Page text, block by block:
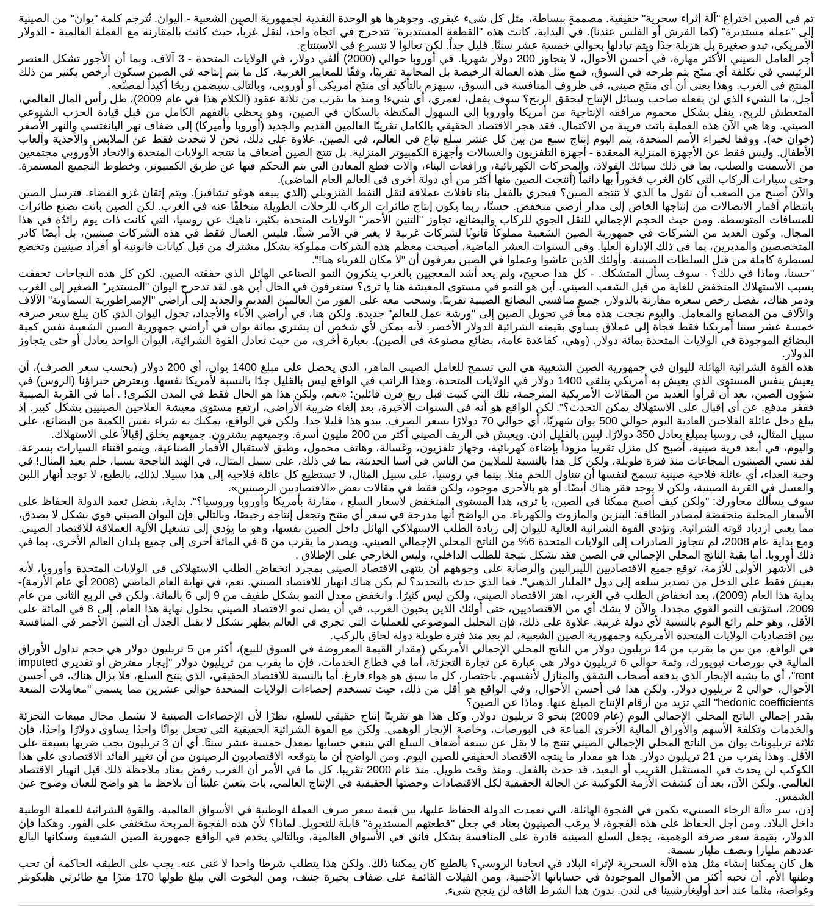
تم في الصين اختراع "آلة إثراء سحرية" حقيقية. مصممةٍ ببساطة، مثل كل شيء عبقري. وجوهرها ‏هو الوحدة النقدية لجمهورية الصين الشعبية - اليوان. تُترجم كلمة "يوان" من الصينية
إلى "عملة مستديرة" ‏‏(كما القرش أو الفلس عندنا). في البداية، كانت هذه "القطعة المستديرة" تتدحرج في اتجاه واحد، لنقل غرباً، ‏حيث كانت بالمقارنة مع العملة العالمية - الدولار
الأمريكي، تبدو صغيرة بل هزيلة جدًا ويتم تبادلها بحوالي ‏خمسة عشر سنتًا. قليل جداً. لكن تعالوا لا نتسرع في الاستنتاج.‏
أجر العامل الصيني الأكثر مهارة، في أحسن الأحوال، لا يتجاوز 200 دولار شهريا. في أوروبا ‏حوالي (2000) ألفي دولار، في الولايات المتحدة - 3 آلاف. وبما أن الأجور تشكل العنصر
الرئيسي في تكلفة ‏أي منتَج يتم طرحه في السوق، فمع مثل هذه العمالة الرخيصة بل المجانية تقريبًا، وفقًا للمعايير الغربية، كل ما ‏يتم إنتاجه في الصين سيكون أرخص بكثير من ذلك
المنتج في الغرب. وهذا يعني أن أي منتَج صيني، في ‏ظروف المنافسة في السوق، سيهزم بالتأكيد أي منتَج أمريكي أو أوروبي، وبالتالي سيضمن ربحًا أكيداً ‏لمصنّعه‎.‎
أجل، ما الشيء الذي لن يفعله صاحب وسائل الإنتاج ليحقق الربح؟ سوف يفعل، لعمري، أي شيء! ‏ومنذ ما يقرب من ثلاثة عقود (الكلام هذا في عام 2009)، ظل رأس المال العالمي،
المتعطش للربح، ينقل ‏بشكل محموم مرافقه الإنتاجية من أمريكا وأوروبا إلى السهول المكتظة بالسكان في الصين، وهو يحظى بالتفهم ‏الكامل من قبل قيادة الحزب الشيوعي
الصيني. وها هي الآن هذه العملية باتت قريبة من الاكتمال. فقد هجر ‏الاقتصاد الحقيقي بالكامل تقريبًا العالمين القديم والجديد (أوروبا وأميركا) إلى ضفاف نهر اليانغتسي والنهر ‏الأصفر
(خوان خه). ووفقا لخبراء الأمم المتحدة، يتم اليوم إنتاج سبع من بين كل عشر سلع تباع في العالم، في ‏الصين. علاوة على ذلك، نحن لا نتحدث فقط عن الملابس والأحذية وألعاب
الأطفال. وليس فقط عن الأجهزة ‏المنزلية المعقدة - أجهزة التلفزيون والغسالات وأجهزة الكمبيوتر المنزلية. بل تنتج الصين أضعاف ما تنتجه ‏الولايات المتحدة والاتحاد الأوروبي مجتمعين
من الأسمنت والصلب، بما في ذلك سبائك الفولاذ، والمحركات ‏الكهربائية، ورافعات البناء، وآلات قطع المعادن التي يتم التحكم فيها عن طريق الكمبيوتر، وخطوط التجميع ‏المستمرة.
وحتى سيارات الركاب التي كان الغرب فخوراً بها دائماً (أنتجت الصين منها أكثر من أي دولة ‏أخرى في العالم العام الماضي)‏‎.‎
والآن أصبح من الصعب أن نقول ما الذي لا تنتجه الصين؟ فيجري بالفعل بناء ناقلات عملاقة لنقل ‏النفط الفنزويلي (الذي يبيعه هوغو تشافيز). ويتم إتقان غزو الفضاء. فترسل الصين
بانتظام أقمار الاتصالات ‏من إنتاجها الخاص إلى مدار أرضي منخفض. حسنًا، ربما يكون إنتاج طائرات الركاب للرحلات الطويلة ‏متخلفًا عنه في الغرب. لكن الصين باتت تصنع طائرات
للمسافات المتوسطة. ومن حيث الحجم الإجمالي للنقل ‏الجوي للركاب والبضائع، تجاوز "التنين الأحمر" الولايات المتحدة بكثير، ناهيك عن روسيا، التي كانت ذات ‏يوم رائدًة في هذا
المجال. وكون العديد من الشركات في جمهورية الصين الشعبية مملوكاً قانونًا لشركات ‏غربية لا يغير في الأمر شيئًا. فليس العمال فقط في هذه الشركات صينيين، بل أيضًا كادر
المتخصصين ‏والمديرين، بما في ذلك الإدارة العليا. وفي السنوات العشر الماضية، أصبحت معظم هذه الشركات مملوكة ‏بشكل مشترك من قبل كيانات قانونية أو أفراد صينيين وتخضع
لسيطرة كاملة من قبل السلطات الصينية. ‏وأولئك الذين عاشوا وعملوا في الصين يعرفون أن "لا مكان للغرباء هنا!".‏
‎"‎حسنا، وماذا في ذلك؟ - سوف يسأل المتشكك. - كل هذا صحيح، ولم يعد أشد المعجبين بالغرب ‏ينكرون النمو الصناعي الهائل الذي حققته الصين. لكن كل هذه النجاحات تحققت
بسبب الاستهلاك المنخفض ‏للغاية من قبل الشعب الصيني. أين هو النمو في مستوى المعيشة هنا يا ترى؟ ستعرفون في الحال أين هو. لقد ‏تدحرج اليوان "المستدير" الصغير إلى الغرب
ودمر هناك، بفضل رخص سعره مقارنة بالدولار، جميع ‏منافسي البضائع الصينية تقريبًا. وسحب معه على الفور من العالمين القديم والجديد إلى أراضي "الإمبراطورية ‏السماوية" الآلاف
والآلاف من المصانع والمعامل. واليوم نجحت هذه معاً في تحويل الصين إلى "ورشة عمل ‏للعالم" جديدة. ولكن هنا، في أراضي الآباء والأجداد، تحول اليوان الذي كان يبلغ سعر صرفه
خمسة عشر ‏سنتا أمريكيا فقط فجأة إلى عملاق يساوي بقيمته الشرائية الدولار الأخضر. لأنه يمكن لأي شخص أن يشتري ‏بمائة يوان في أراضي جمهورية الصين الشعبية نفس كمية
البضائع الموجودة في الولايات المتحدة بمائة ‏دولار. (وهي، كقاعدة عامة، بضائع مصنوعة في الصين). بعبارة أخرى، من حيث تعادل القوة الشرائية، ‏اليوان الواحد يعادل أو حتى يتجاوز
الدولار‎.‎
هذه القوة الشرائية الهائلة لليوان في جمهورية الصين الشعبية هي التي تسمح للعامل الصيني الماهر، ‏الذي يحصل على مبلغ 1400 يوان، أي 200 دولار (بحسب سعر الصرف)، أن
يعيش بنفس المستوى الذي ‏يعيش به أمريكي يتلقى 1400 دولار في الولايات المتحدة، وهذا الراتب في الواقع ليس بالقليل جدًا بالنسبة ‏لأمريكا نفسها. ويعترض خبراؤنا (الروس) في
شؤون الصين، بعد أن قرأوا العديد من المقالات الأمريكية ‏المترجمة، تلك التي كتبت قبل ربع قرن قائلين: «نعم، ولكن هذا هو الحال فقط في المدن الكبرى! . أما في ‏القرية الصينية
ففقر مدقع. عن أي إقبال على الاستهلاك يمكن التحدث؟”. لكن الواقع هو أنه في السنوات ‏الأخيرة، بعد إلغاء ضريبة الأراضي، ارتفع مستوى معيشة الفلاحين الصينيين بشكل كبير. إذ
يبلغ دخل عائلة ‏الفلاحين العادية اليوم حوالي 500 يوان شهريًا، أي حوالي 70 دولارًا بسعر الصرف. يبدو هذا قليلا جدا. ‏ولكن في الواقع، يمكنك به شراء نفس الكمية من البضائع، على
سبيل المثال، في روسيا بمبلغ يعادل 350 ‏دولارًا. ليس بالقليل إذن. ويعيش في الريف الصيني أكثر من 200 مليون أسرة. وجميعهم يشترون. جميعهم ‏يخلق إقبالاً على الاستهلاك.‏
واليوم، في أبعد قرية صينية، أصبح كل منزل تقريباً مزوداً بإضاءة كهربائية، وجهاز تلفزيون، ‏وغسالة، وهاتف محمول، وطبق لاستقبال الأقمار الصناعية، وينمو اقتناء السيارات بسرعة.
لقد نسي ‏الصينيون المجاعات منذ فترة طويلة، ولكن كل هذا بالنسبة للملايين من الناس في آسيا الحديثة، بما في ذلك، ‏على سبيل المثال، في الهند الناجحة نسبيا، حلم بعيد المنال! في
وجبة الغداء، أي عائلة فلاحية صينية تسمح ‏لنفسها أن تتناول اللحم مثلا. بينما في روسيا، على سبيل المثال، لا تستطيع كل عائلة فلاحية إلى هذا سبيلا. ‏لذلك، بالطبع، لا توجد أنهار اللبن
والعسل في القرية الصينية، ولكن لا يوجد فقر هناك أيضًا. أو هو بالأحرى ‏موجود، ولكن فقط في مقالات بعض «الاقتصاديين الرصينين».‏
سوف يسألك محاورك: "ولكن كيف أصبح ممكنا في الصين، يا ترى، هذا المستوى المنخفض لأسعار ‏السلع ، مقارنة بأمريكا وأوروبا وروسيا؟". بداية، بفضل تعمد الدولة الحفاظ على
الأسعار المحلية منخفضة ‏لمصادر الطاقة: البنزين والمازوت والكهرباء. من الواضح أنها مدرجة في سعر أي منتج وتجعل إنتاجه ‏رخيصًا، وبالتالي فإن اليوان الصيني قوي بشكل لا يصدق،
مما يعني ازدياد قوته الشرائية. وتؤدي القوة ‏الشرائية العالية لليوان إلى زيادة الطلب الاستهلاكي الهائل داخل الصين نفسها، وهو ما يؤدي إلى تشغيل الآلية ‏العملاقة للاقتصاد الصيني.
ومع بداية عام 2008، لم تتجاوز الصادرات إلى الولايات المتحدة 6% من الناتج ‏المحلي الإجمالي الصيني. ويصدر ما يقرب من 6 في المائة أخرى إلى جميع بلدان العالم الأخرى، بما في
ذلك ‏أوروبا. أما بقية الناتج المحلي الإجمالي في الصين فقد تشكل نتيجة للطلب الداخلي، وليس الخارجي على ‏الإطلاق‎. ‎
في الأشهر الأولى للأزمة، توقع جميع الاقتصاديين الليبراليين والرصانة على وجوههم أن ينتهي ‏الاقتصاد الصيني بمجرد انخفاض الطلب الاستهلاكي في الولايات المتحدة وأوروبا، لأنه
يعيش فقط على الدخل ‏من تصدير سلعه إلى دول "المليار الذهبي". فما الذي حدث بالتحديد؟ لم يكن هناك انهيار للاقتصاد الصيني. ‏نعم، في نهاية العام الماضي (2008 أي عام الأزمة)-
بداية هذا العام (2009)، بعد انخفاض الطلب في ‏الغرب، اهتز الاقتصاد الصيني، ولكن ليس كثيرًا. وانخفض معدل النمو بشكل طفيف من 9 إلى 6 بالمائة. ‏ولكن في الربع الثاني من عام
2009، استؤنف النمو القوي مجددا. والآن لا يشك أي من الاقتصاديين، حتى ‏أولئك الذين يحبون الغرب، في أن يصل نمو الاقتصاد الصيني بحلول نهاية هذا العام، إلى 8 في المائة على
‏الأقل، وهو حلم رائع اليوم بالنسبة لأي دولة غربية. علاوة على ذلك، فإن التحليل الموضوعي للعمليات التي ‏تجري في العالم يظهر بشكل لا يقبل الجدل أن التنين الأحمر في المنافسة
بين اقتصاديات الولايات المتحدة ‏الأمريكية وجمهورية الصين الشعبية، لم يعد منذ فترة طويلة دولة لحاق بالركب.‏
في الواقع، من بين ما يقرب من 14 تريليون دولار من الناتج المحلي الإجمالي الأمريكي (مقدار القيمة ‏المعروضة في السوق للبيع)، أكثر من 5 تريليون دولار هي حجم تداول الأوراق
المالية في بورصات ‏نيويورك، وثمة حوالي 6 تريليون دولار هي عبارة عن تجارة التجزئة، أما في قطاع الخدمات، فإن ما يقرب ‏من تريليون دولار "إيجار مفترض أو تقديري ‏imputed
rent‏"، أي ما يشبه الإيجار الذي يدفعه أصحاب ‏الشقق والمنازل لأنفسهم. باختصار، كل ما سبق هو هواء فارغ. أما بالنسبة للاقتصاد الحقيقي، الذي ينتج ‏السلع، فلا يزال هناك، في أحسن
الأحوال، حوالي 2 تريليون دولار. ولكن هذا في أحسن الأحوال، وفي الواقع ‏هو أقل من ذلك، حيث تستخدم إحصاءات الولايات المتحدة حوالي عشرين مما يسمى "معامِلات المتعة
يقدر إجمالي الناتج المحلي الإجمالي اليوم (عام 2009) بنحو 3 تريليون دولار. وكل هذا هو تقريبًا ‏إنتاج حقيقي للسلع، نظرًا لأن الإحصاءات الصينية لا تشمل مجال مبيعات التجزئة
والخدمات وتكلفة الأسهم ‏والأوراق المالية الأخرى المباعة في البورصات، وخاصة الإيجار الوهمي. ولكن مع القوة الشرائية الحقيقية ‏التي تجعل يوانًا واحدًا يساوي دولارًا واحدًا، فإن
ثلاثة تريليونات يوان من الناتج المحلي الإجمالي الصيني ‏تنتج ما لا يقل عن سبعة أضعاف السلع التي ينبغي حسابها بمعدل خمسة عشر سنتًا. أي أن 3 تريليون يجب ‏ضربها بسبعة على
الأقل. وهذا يقرب من 21 تريليون دولار. هذا هو مقدار ما ينتجه الاقتصاد الحقيقي للصين ‏اليوم. ومن الواضح أن ما يتوقعه الاقتصاديون الرصينون من أن تغيير القائد الاقتصادي على هذا
الكوكب لن ‏يحدث في المستقبل القريب أو البعيد، قد حدث بالفعل. ومنذ وقت طويل. منذ عام 2000 تقريبا. كل ما في الأمر ‏أن الغرب رفض بعناد ملاحظة ذلك قبل انهيار الاقتصاد
العالمي. ولكن الآن، بعد أن كشفت الأزمة الكوكبية ‏عن الحالة الحقيقية لكل الاقتصادات وحصتها الحقيقية في الإنتاج العالمي، بات يتعين علينا أن نلاحظ ما هو ‏واضح للعيان وضوح عين
الشمس.‏
إذن، سر «آلة الرخاء الصيني» يكمن في الفجوة الهائلة، التي تعمدت الدولة الحفاظ عليها، بين قيمة ‏سعر صرف العملة الوطنية في الأسواق العالمية، والقوة الشرائية للعملة الوطنية
داخل البلاد. ومن أجل الحفاظ ‏على هذه الفجوة، لا يرغب الصينيون بعناد في جعل "قطعتهم المستديرة" قابلة للتحويل. لماذا؟ لأن هذه الفجوة ‏المربحة ستختفي على الفور. وهكذا فإن
الدولار، بقيمة سعر صرفه الوهمية، يجعل السلع الصينية قادرة على ‏المنافسة بشكل فائق في الأسواق العالمية، وبالتالي يخدم في الواقع جمهورية الصين الشعبية وسكانها البالغ
‏عددهم مليارا ونصف مليار نسمة.‏
هل كان يمكننا إنشاء مثل هذه الآلة السحرية لإثراء البلاد في اتحادنا الروسي؟ بالطبع كان يمكننا ذلك. ‏ولكن هذا يتطلب شرطا واحدا لا غنى عنه. يجب على الطبقة الحاكمة أن تحب
وطنها الأم. أن تحبه أكثر من ‏الأموال الموجودة في حساباتها الأجنبية، ومن الفيلات القائمة على ضفاف بحيرة جنيف، ومن اليخوت التي يبلغ ‏طولها 170 مترًا مع طائرتي هليكوبتر
وغواصة، مثلما عند أحد أوليغارشيينا في لندن. بدون هذا الشرط التافه ‏لن ينجح شيء.‏